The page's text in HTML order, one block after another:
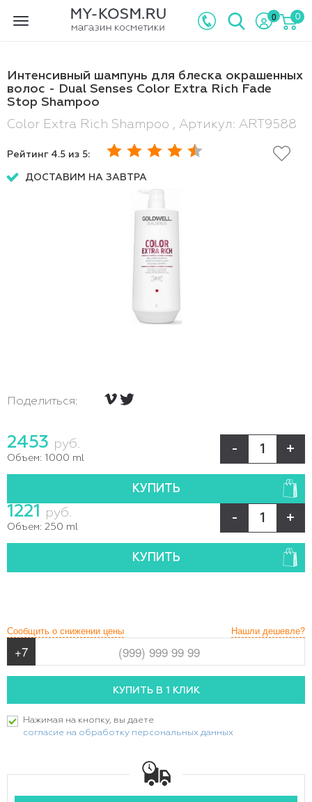
Toggle
0 0
Интенсивный шампунь для блеска окрашенных
волос - Dual Senses Color Extra Rich Fade
Stop Shampoo
Color Extra Rich Shampoo , Артикул: ART9588
Рейтинг 4.5 из 5:
ДОСТАВИМ НА ЗАВТРА
Поделиться:
2453 руб.
Объем: 1000 ml
- +
КУПИТЬ
1221 руб.
Объем: 250 ml
- +
КУПИТЬ
Нашли дешевле?
Сообщить о снижении цены
Нажимая на кнопку, вы даете
согласие на обработку персональных данных